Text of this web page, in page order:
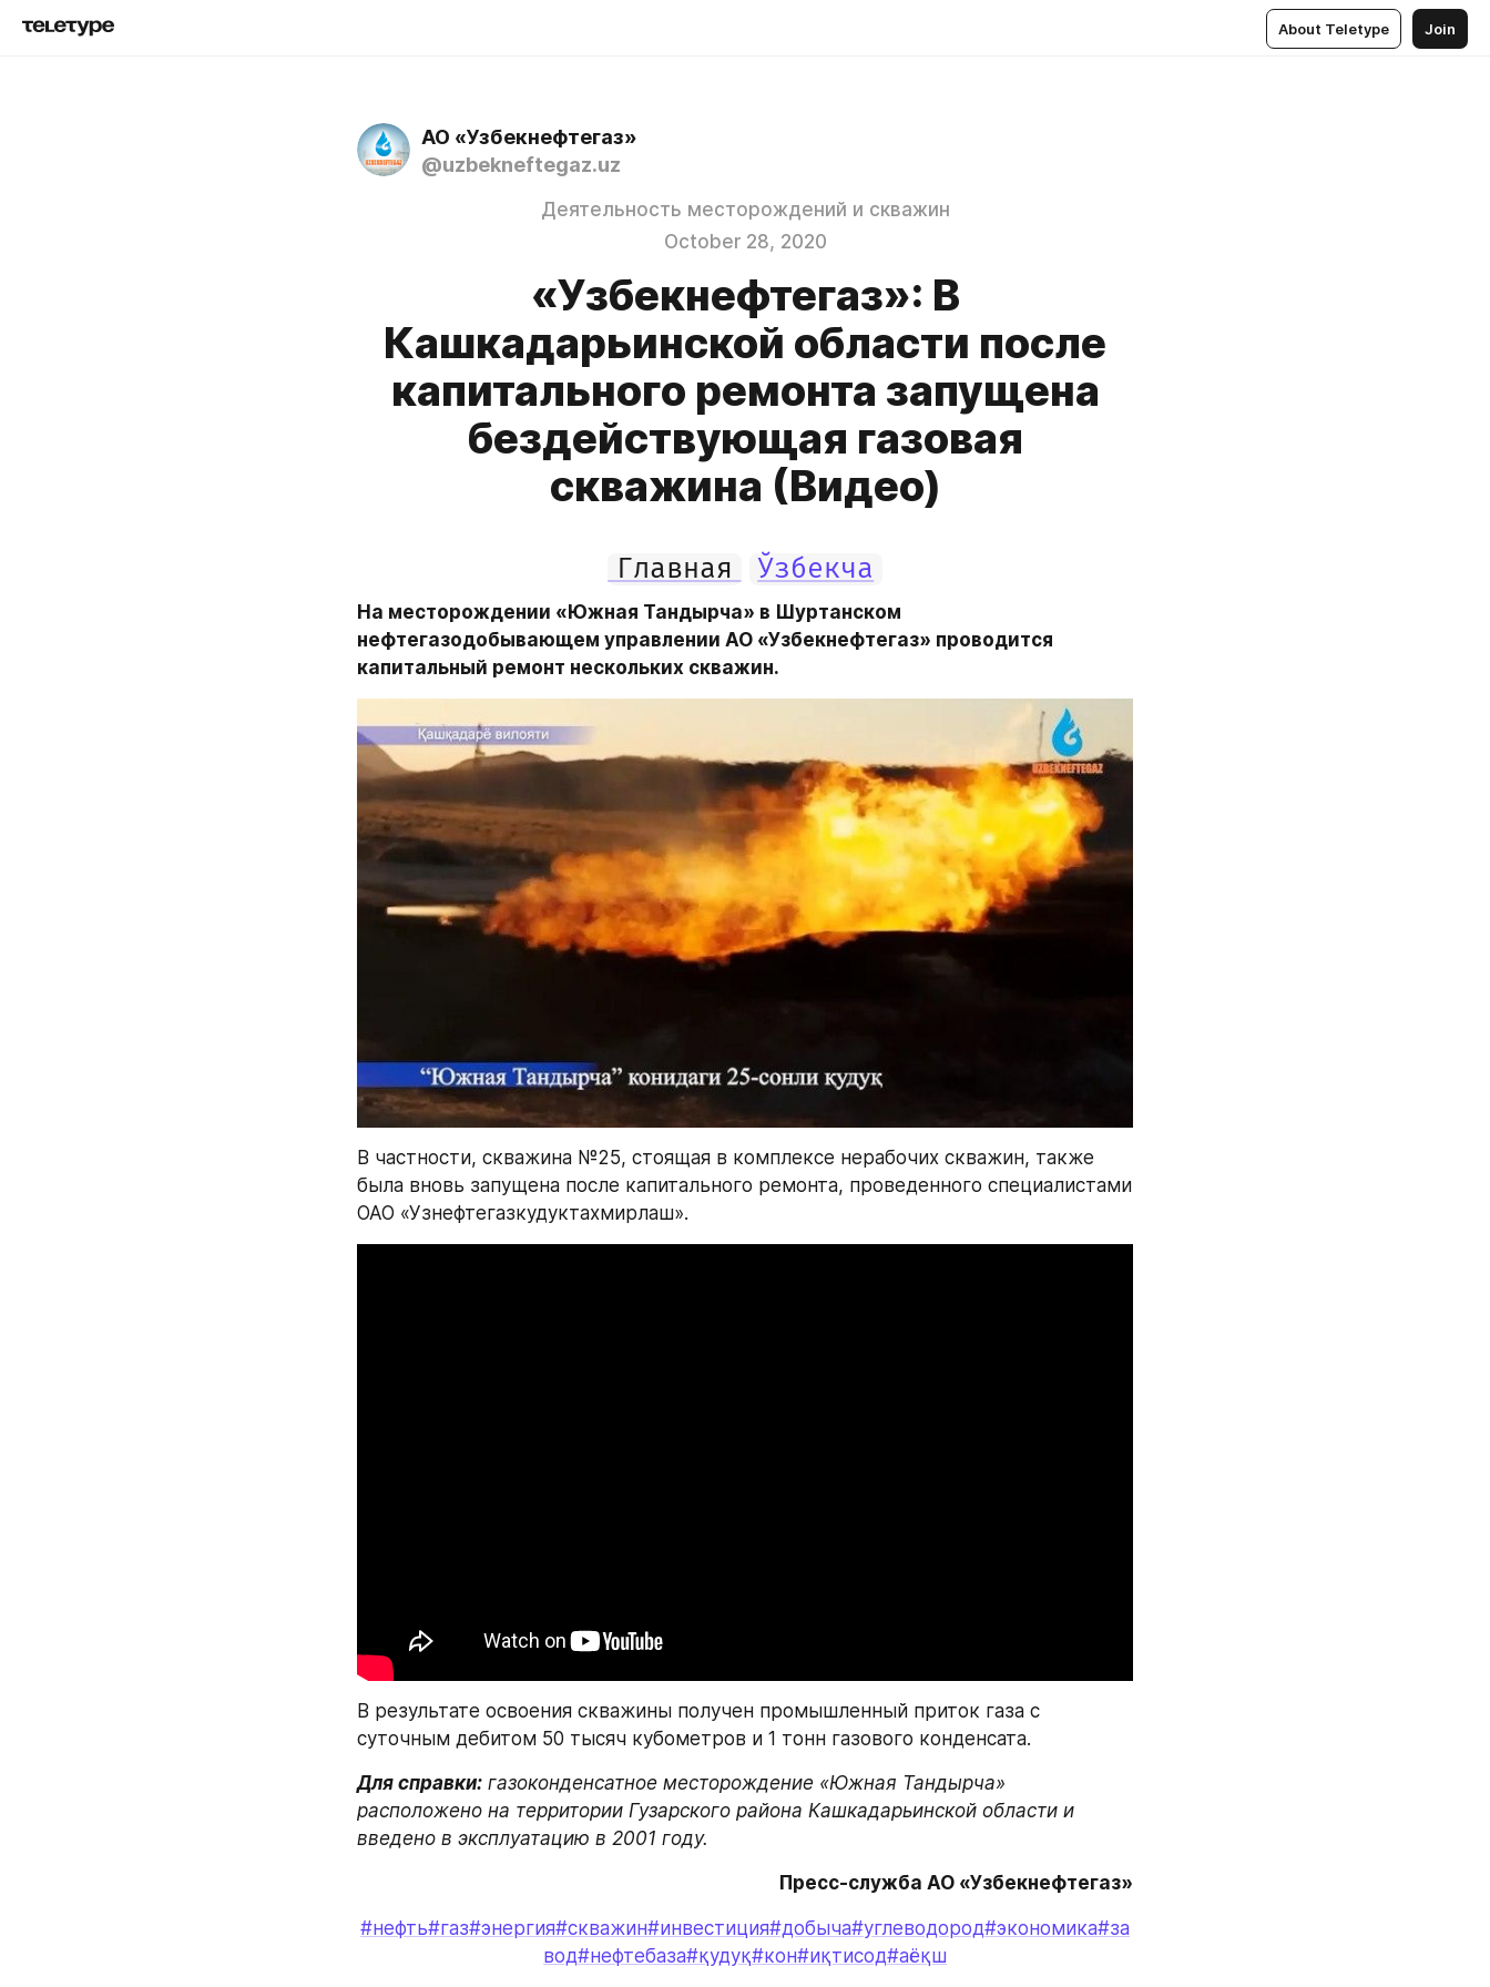
About Teletype Join
АО «Узбекнефтегаз»
@uzbekneftegaz.uz
Деятельность месторождений и скважин
October 28, 2020
«Узбекнефтегаз»: В
Кашкадарьинской области после
капитального ремонта запущена
бездействующая газовая
скважина (Видео)
Главная Ўзбекча
На месторождении «Южная Тандырча» в Шуртанском
нефтегазодобывающем управлении АО «Узбекнефтегаз» проводится
капитальный ремонт нескольких скважин.
В частности, скважина №25, стоящая в комплексе нерабочих скважин, также
была вновь запущена после капитального ремонта, проведенного специалистами
ОАО «Узнефтегазкудуктахмирлаш».
В результате освоения скважины получен промышленный приток газа с
суточным дебитом 50 тысяч кубометров и 1 тонн газового конденсата.
Для справки: газоконденсатное месторождение «Южная Тандырча»
расположено на территории Гузарского района Кашкадарьинской области и
введено в эксплуатацию в 2001 году.
Пресс-служба АО «Узбекнефтегаз»
#нефть#газ#энергия#скважин#инвестиция#добыча#углеводород#экономика#за
вод#нефтебаза#қудуқ#кон#иқтисод#аёқш